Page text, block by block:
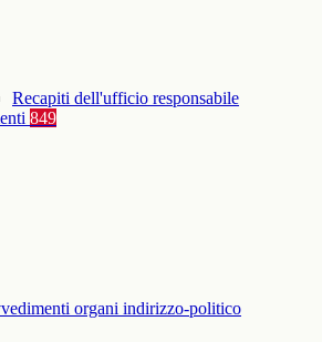
Recapiti dell'ufficio responsabile
849
organi indirizzo-politico